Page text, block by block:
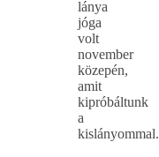
lánya
jóga
volt
november
közepén,
amit
kipróbáltunk
a
kislányommal.